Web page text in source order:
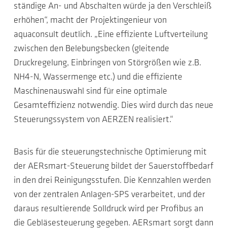
ständige An- und Abschalten würde ja den Verschleiß
erhöhen“, macht der Projektingenieur von
aquaconsult deutlich. „Eine effiziente Luftverteilung
zwischen den Belebungsbecken (gleitende
Druckregelung, Einbringen von Störgrößen wie z.B.
NH4-N, Wassermenge etc.) und die effiziente
Maschinenauswahl sind für eine optimale
Gesamteffizienz notwendig. Dies wird durch das neue
Steuerungssystem von AERZEN realisiert.“
Basis für die steuerungstechnische Optimierung mit
der AERsmart-Steuerung bildet der Sauerstoffbedarf
in den drei Reinigungsstufen. Die Kennzahlen werden
von der zentralen Anlagen-SPS verarbeitet, und der
daraus resultierende Solldruck wird per Profibus an
die Gebläsesteuerung gegeben. AERsmart sorgt dann